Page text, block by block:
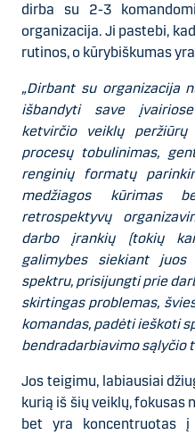
dirba su 2-3
organizacija. Ji pastebi,
rutinos, o kūrybiškumas
„Dirbant su organizacija
išbandyti save
ketvirčio veiklų peržiūrų
procesų tobulinimas,
renginių formatų
medžiagos kūrimas
retrospektyvų
darbo įrankių (tokių
galimybes siekiant
spektru, prisijungti prie
skirtingas problemas,
komandas, padėti ieškoti
bendradarbiavimo sąlyčio
Jos teigimu, labiausiai
kurią iš šių veiklų, fokusas
bet yra koncentruotas